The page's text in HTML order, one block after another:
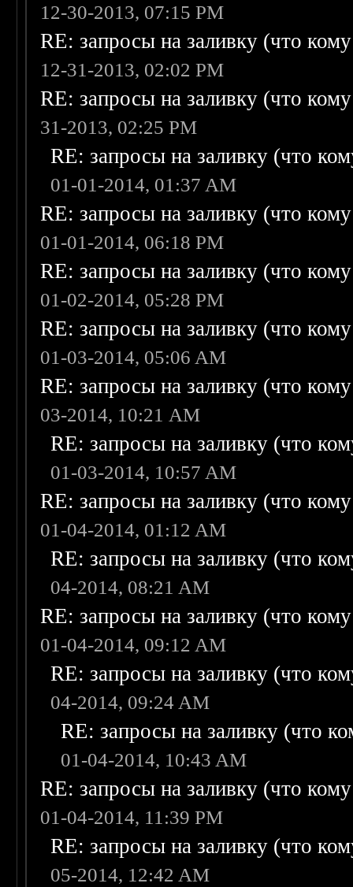
12-30-2013, 07:15 PM
RE: запросы на заливку (что
12-31-2013, 02:02 PM
RE: запросы на заливку (что
31-2013, 02:25 PM
RE: запросы на заливку (что
01-01-2014, 01:37 AM
RE: запросы на заливку (что
01-01-2014, 06:18 PM
RE: запросы на заливку (что
01-02-2014, 05:28 PM
RE: запросы на заливку (что
01-03-2014, 05:06 AM
RE: запросы на заливку (что
03-2014, 10:21 AM
RE: запросы на заливку (что
01-03-2014, 10:57 AM
RE: запросы на заливку (что
01-04-2014, 01:12 AM
RE: запросы на заливку (что
04-2014, 08:21 AM
RE: запросы на заливку (что
01-04-2014, 09:12 AM
RE: запросы на заливку (что
04-2014, 09:24 AM
RE: запросы на заливку (что
01-04-2014, 10:43 AM
RE: запросы на заливку (что
01-04-2014, 11:39 PM
RE: запросы на заливку (что
05-2014, 12:42 AM